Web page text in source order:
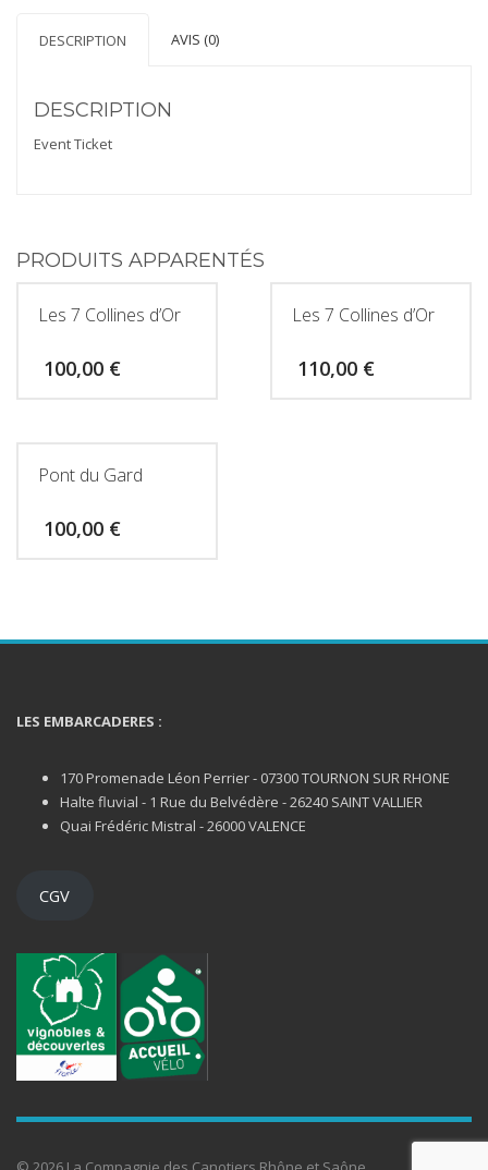
DESCRIPTION AVIS (0)
DESCRIPTION
Event Ticket
PRODUITS APPARENTÉS
Les 7 Collines d’Or
100,00 €
Les 7 Collines d’Or
110,00 €
Pont du Gard
100,00 €
LES EMBARCADERES :
170 Promenade Léon Perrier - 07300 TOURNON SUR RHONE
Halte fluvial - 1 Rue du Belvédère - 26240 SAINT VALLIER
Quai Frédéric Mistral - 26000 VALENCE
CGV